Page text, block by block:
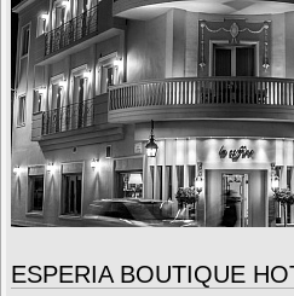
ESPERIA BOUTIQUE